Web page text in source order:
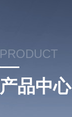
PRODUCT
产品中心